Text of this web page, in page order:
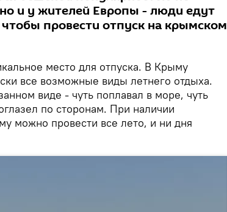
и у жителей Европы - люди едут
провести отпуск на крымском
место для отпуска. В Крыму
все возможные виды летнего отдыха.
виде - чуть поплавал в море, чуть
по сторонам. При наличии
можно провести все лето, и ни дня